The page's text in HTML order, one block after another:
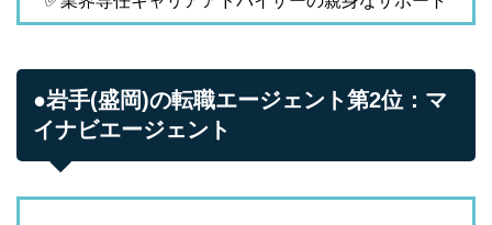
●岩手(盛岡)の転職エージェント第2位：マ
イナビエージェント